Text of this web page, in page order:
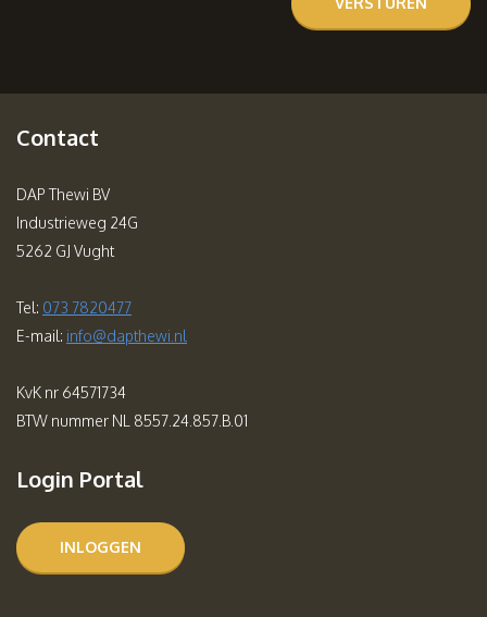
Contact
DAP Thewi BV
Industrieweg 24G
5262 GJ Vught
Tel: 073 7820477
E-mail: info@dapthewi.nl
KvK nr 64571734
BTW nummer NL 8557.24.857.B.01
Login Portal
INLOGGEN